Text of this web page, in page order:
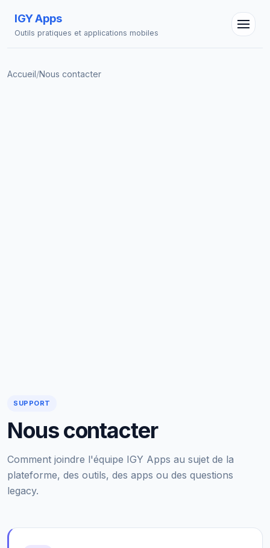
IGY Apps
Outils pratiques et applications mobiles
Accueil/Nous contacter
SUPPORT
Nous contacter
Comment joindre l'équipe IGY Apps au sujet de la
plateforme, des outils, des apps ou des questions
legacy.
En ligne — Posez vos questions